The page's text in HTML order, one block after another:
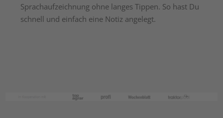
Sprachaufzeichnung ohne langes Tippen. So hast Du
schnell und einfach eine Notiz angelegt.